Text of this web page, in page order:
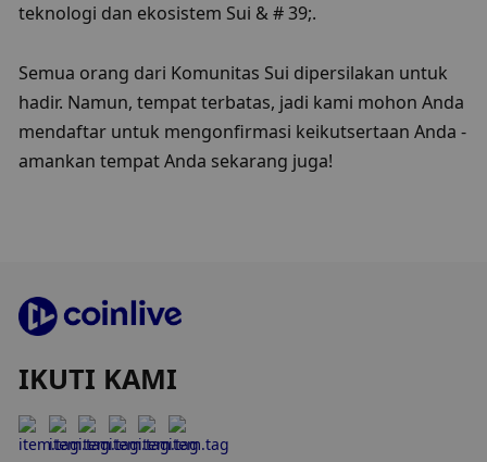
teknologi dan ekosistem Sui & # 39;.
Semua orang dari Komunitas Sui dipersilakan untuk
hadir. Namun, tempat terbatas, jadi kami mohon Anda
mendaftar untuk mengonfirmasi keikutsertaan Anda -
amankan tempat Anda sekarang juga!
IKUTI KAMI